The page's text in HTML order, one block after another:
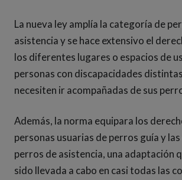
La nueva ley amplía la categoría de
asistencia y se hace extensivo el
los diferentes lugares o espacios de
personas con discapacidades
necesiten ir acompañadas de sus
Además, la norma equipara los
personas usuarias de perros guía y
perros de asistencia, una adaptación
sido llevada a cabo en casi todas las